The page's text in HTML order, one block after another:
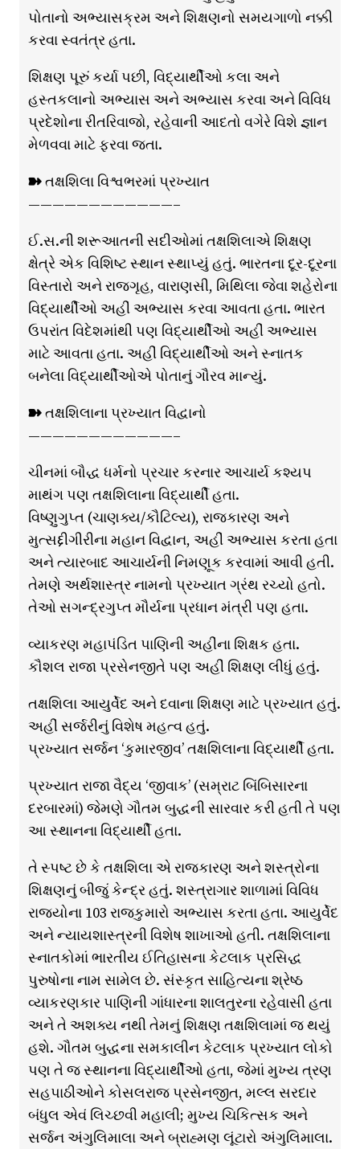
પોતાનો અભ્યાસક્રમ અને શિક્ષણનો સમયગાળો નક્કી
કરવા સ્વતંત્ર હતા.
શિક્ષણ પૂરું કર્યા પછી, વિદ્યાર્થીઓ કલા અને
હસ્તકલાનો અભ્યાસ અને અભ્યાસ કરવા અને વિવિધ
પ્રદેશોના રીતરિવાજો, રહેવાની આદતો વગેરે વિશે જ્ઞાન
મેળવવા માટે ફરવા જતા.
➽ તક્ષશિલા વિશ્વભરમાં પ્રખ્યાત
————————————–
ઈ.સ.ની શરૂઆતની સદીઓમાં તક્ષશિલાએ શિક્ષણ
ક્ષેત્રે એક વિશિષ્ટ સ્થાન સ્થાપ્યું હતું. ભારતના દૂર-દૂરના
વિસ્તારો અને રાજગૃહ, વારાણસી, મિથિલા જેવા શહેરોના
વિદ્યાર્થીઓ અહીં અભ્યાસ કરવા આવતા હતા. ભારત
ઉપરાંત વિદેશમાંથી પણ વિદ્યાર્થીઓ અહીં અભ્યાસ
માટે આવતા હતા. અહીં વિદ્યાર્થીઓ અને સ્નાતક
બનેલા વિદ્યાર્થીઓએ પોતાનું ગૌરવ માન્યું.
➽ તક્ષશિલાના પ્રખ્યાત વિદ્વાનો
————————————–
ચીનમાં બૌદ્ધ ધર્મનો પ્રચાર કરનાર આચાર્ય કશ્યપ
માથંગ પણ તક્ષશિલાના વિદ્યાર્થી હતા.
વિષ્ણુગુપ્ત (ચાણક્ય/કૌટિલ્ય), રાજકારણ અને
મુત્સદ્દીગીરીના મહાન વિદ્વાન, અહીં અભ્યાસ કરતા હતા
અને ત્યારબાદ આચાર્યની નિમણૂક કરવામાં આવી હતી.
તેમણે અર્થશાસ્ત્ર નામનો પ્રખ્યાત ગ્રંથ રચ્યો હતો.
તેઓ સગન્દ્રગુપ્ત મૌર્યના પ્રધાન મંત્રી પણ હતા.
વ્યાકરણ મહાપંડિત પાણિની અહીંના શિક્ષક હતા.
કૌશલ રાજા પ્રસેનજીતે પણ અહીં શિક્ષણ લીધું હતું.
તક્ષશિલા આયુર્વેદ અને દવાના શિક્ષણ માટે પ્રખ્યાત હતું.
અહીં સર્જરીનું વિશેષ મહત્વ હતું.
પ્રખ્યાત સર્જન ‘કુમારજીવ’ તક્ષશિલાના વિદ્યાર્થી હતા.
પ્રખ્યાત રાજા વૈદ્ય ‘જીવાક’ (સમ્રાટ બિંબિસારના
દરબારમાં) જેમણે ગૌતમ બુદ્ધની સારવાર કરી હતી તે પણ
આ સ્થાનના વિદ્યાર્થી હતા.
તે સ્પષ્ટ છે કે તક્ષશિલા એ રાજકારણ અને શસ્ત્રોના
શિક્ષણનું બીજું કેન્દ્ર હતું. શસ્ત્રાગાર શાળામાં વિવિધ
રાજ્યોના 103 રાજકુમારો અભ્યાસ કરતા હતા. આયુર્વેદ
અને ન્યાયશાસ્ત્રની વિશેષ શાખાઓ હતી. તક્ષશિલાના
સ્નાતકોમાં ભારતીય ઈતિહાસના કેટલાક પ્રસિદ્ધ
પુરુષોના નામ સામેલ છે. સંસ્કૃત સાહિત્યના શ્રેષ્ઠ
વ્યાકરણકાર પાણિની ગાંધારના શાલતુરના રહેવાસી હતા
અને તે અશક્ય નથી તેમનું શિક્ષણ તક્ષશિલામાં જ થયું
હશે. ગૌતમ બુદ્ધના સમકાલીન કેટલાક પ્રખ્યાત લોકો
પણ તે જ સ્થાનના વિદ્યાર્થીઓ હતા, જેમાં મુખ્ય ત્રણ
સહપાઠીઓને કોસલરાજ પ્રસેનજીત, મલ્લ સરદાર
બંધુલ એવં લિચ્છવી મહાલી; મુખ્ય ચિકિત્સક અને
સર્જન અંગુલિમાલા અને બ્રાહ્મણ લૂંટારો અંગુલિમાલા.